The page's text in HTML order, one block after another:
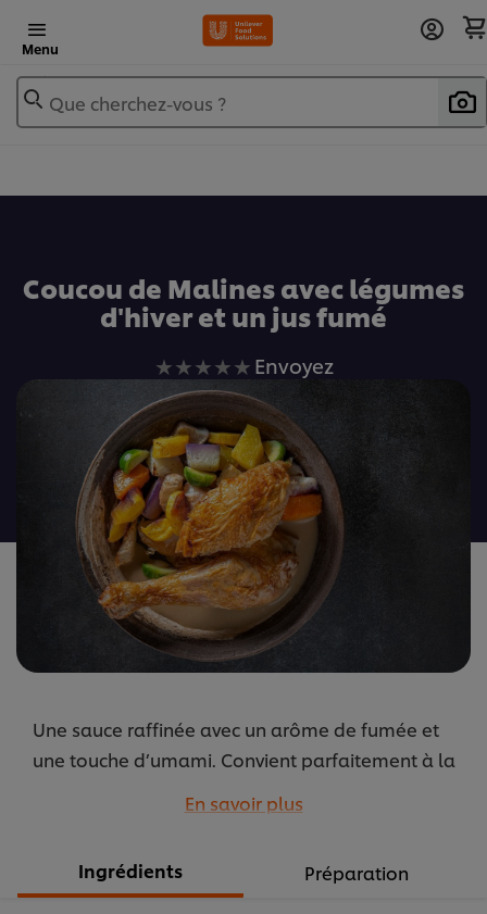
Menu
Que cherchez-vous ?
Coucou de Malines avec légumes
d'hiver et un jus fumé
Aucune
évaluation
soumise
pour
ce
recipe
Envoyez
Une sauce raffinée avec un arôme de fumée et
une touche d’umami. Convient parfaitement à la
En savoir plus
Ingrédients Préparation